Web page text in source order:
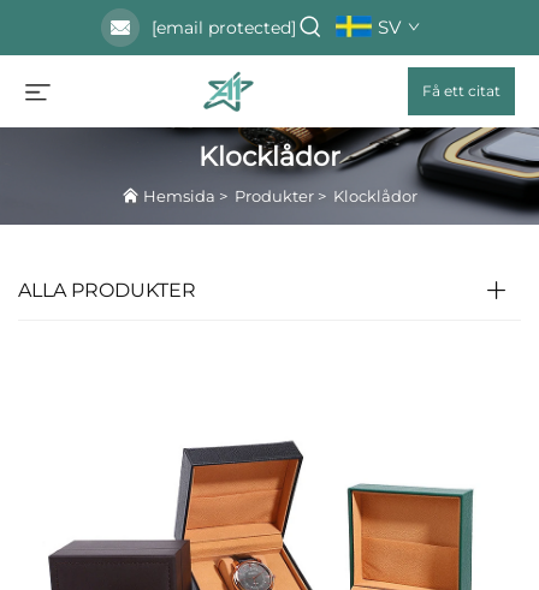
[email protected] SV
Få ett citat
Klocklådor
Hemsida > Produkter > Klocklådor
ALLA PRODUKTER